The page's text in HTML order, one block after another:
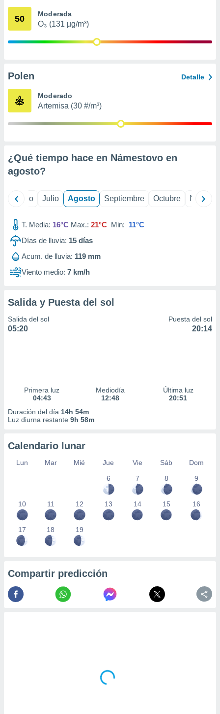
mediante
publicidad
de
50 Moderada
O₃ (131 µg/m³)
Polen Detalle
Moderado
Artemisa (30 #/m³)
¿Qué tiempo hace en Námestovo en
agosto?
Junio Julio Agosto Septiembre Octubre
T. Media: 16°C Max.: 21°C Min: 11°C
Días de lluvia: 15 días
Acum. de lluvia: 119 mm
Viento medio: 7 km/h
Salida y Puesta del sol
Salida del sol
05:20
Puesta del sol
20:14
Primera luz
04:43
Mediodía
12:48
Última luz
20:51
Duración del día 14h 54m
Luz diurna restante 9h 58m
Calendario lunar
Lun Mar Mié Jue Vie Sáb
Dom
6
7 8 9
10 11 12 13 14 15 16
17 18 19
Compartir predicción